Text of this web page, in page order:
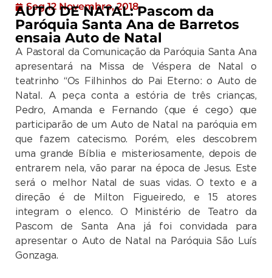
Seg 12 Novembro, 2018
AUTO DE NATAL: Pascom da
Paróquia Santa Ana de Barretos
ensaia Auto de Natal
A Pastoral da Comunicação da Paróquia Santa Ana
apresentará na Missa de Véspera de Natal o
teatrinho “Os Filhinhos do Pai Eterno: o Auto de
Natal. A peça conta a estória de três crianças,
Pedro, Amanda e Fernando (que é cego) que
participarão de um Auto de Natal na paróquia em
que fazem catecismo. Porém, eles descobrem
uma grande Bíblia e misteriosamente, depois de
entrarem nela, vão parar na época de Jesus. Este
será o melhor Natal de suas vidas. O texto e a
direção é de Milton Figueiredo, e 15 atores
integram o elenco. O Ministério de Teatro da
Pascom de Santa Ana já foi convidada para
apresentar o Auto de Natal na Paróquia São Luís
Gonzaga.